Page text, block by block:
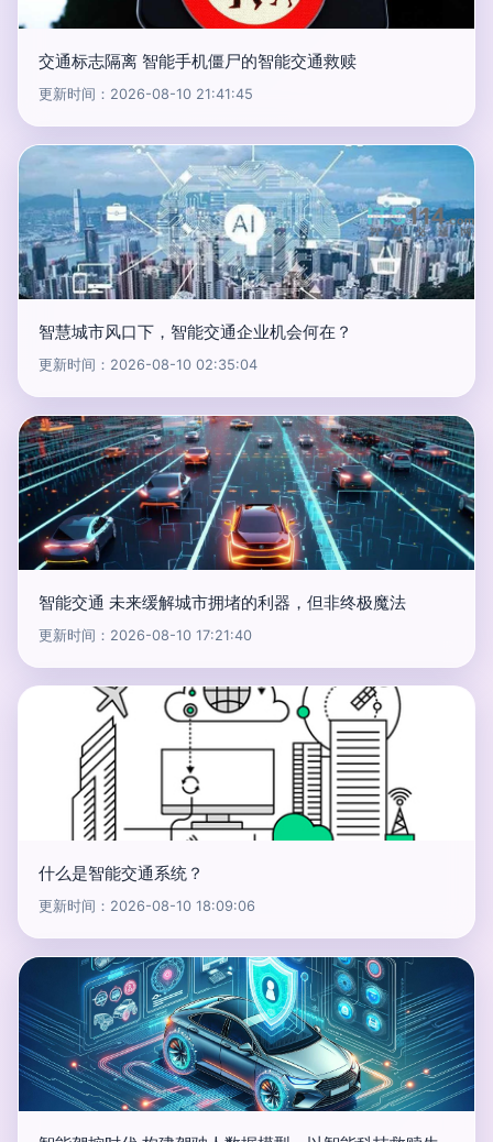
交通标志隔离 智能手机僵尸的智能交通救赎
更新时间：2026-08-10 21:41:45
智慧城市风口下，智能交通企业机会何在？
更新时间：2026-08-10 02:35:04
智能交通 未来缓解城市拥堵的利器，但非终极魔法
更新时间：2026-08-10 17:21:40
什么是智能交通系统？
更新时间：2026-08-10 18:09:06